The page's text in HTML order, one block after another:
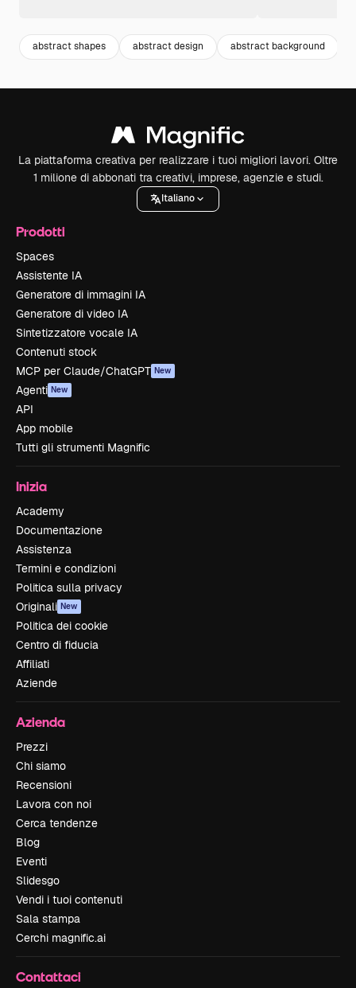
abstract shapes abstract design abstract background
La piattaforma creativa per realizzare i tuoi migliori lavori. Oltre
1 milione di abbonati tra creativi, imprese, agenzie e studi.
Italiano
Prodotti
Spaces
Assistente IA
Generatore di immagini IA
Generatore di video IA
Sintetizzatore vocale IA
Contenuti stock
MCP per Claude/ChatGPT New
Agenti New
API
App mobile
Tutti gli strumenti Magnific
Inizia
Academy
Documentazione
Assistenza
Termini e condizioni
Politica sulla privacy
Originali New
Politica dei cookie
Centro di fiducia
Affiliati
Aziende
Azienda
Prezzi
Chi siamo
Recensioni
Lavora con noi
Cerca tendenze
Blog
Eventi
Slidesgo
Vendi i tuoi contenuti
Sala stampa
Cerchi magnific.ai
Contattaci